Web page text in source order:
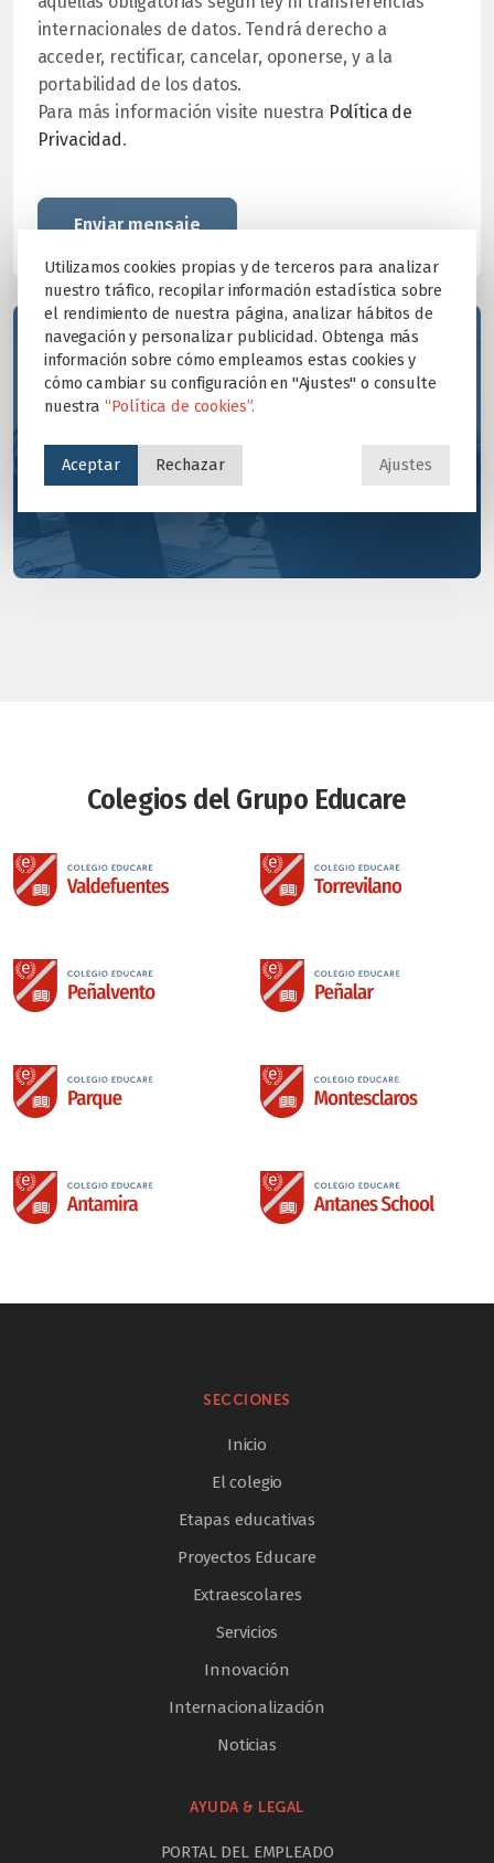
internacionales de datos. Tendrá derecho a
acceder, rectificar, cancelar, oponerse, y a la
portabilidad de los datos.
Para más información visite nuestra Política de
Privacidad.
Nuestro proyecto educativo
Colegios del Grupo Educare
SECCIONES
Inicio
El colegio
Etapas educativas
Proyectos Educare
Extraescolares
Servicios
Innovación
Internacionalización
Noticias
AYUDA & LEGAL
PORTAL DEL EMPLEADO
Utilizamos cookies propias y de terceros para analizar
nuestro tráfico, recopilar información estadística sobre
el rendimiento de nuestra página, analizar hábitos de
navegación y personalizar publicidad. Obtenga más
información sobre cómo empleamos estas cookies y
cómo cambiar su configuración en "Ajustes" o consulte
nuestra “Política de cookies”.
Aceptar Rechazar Ajustes